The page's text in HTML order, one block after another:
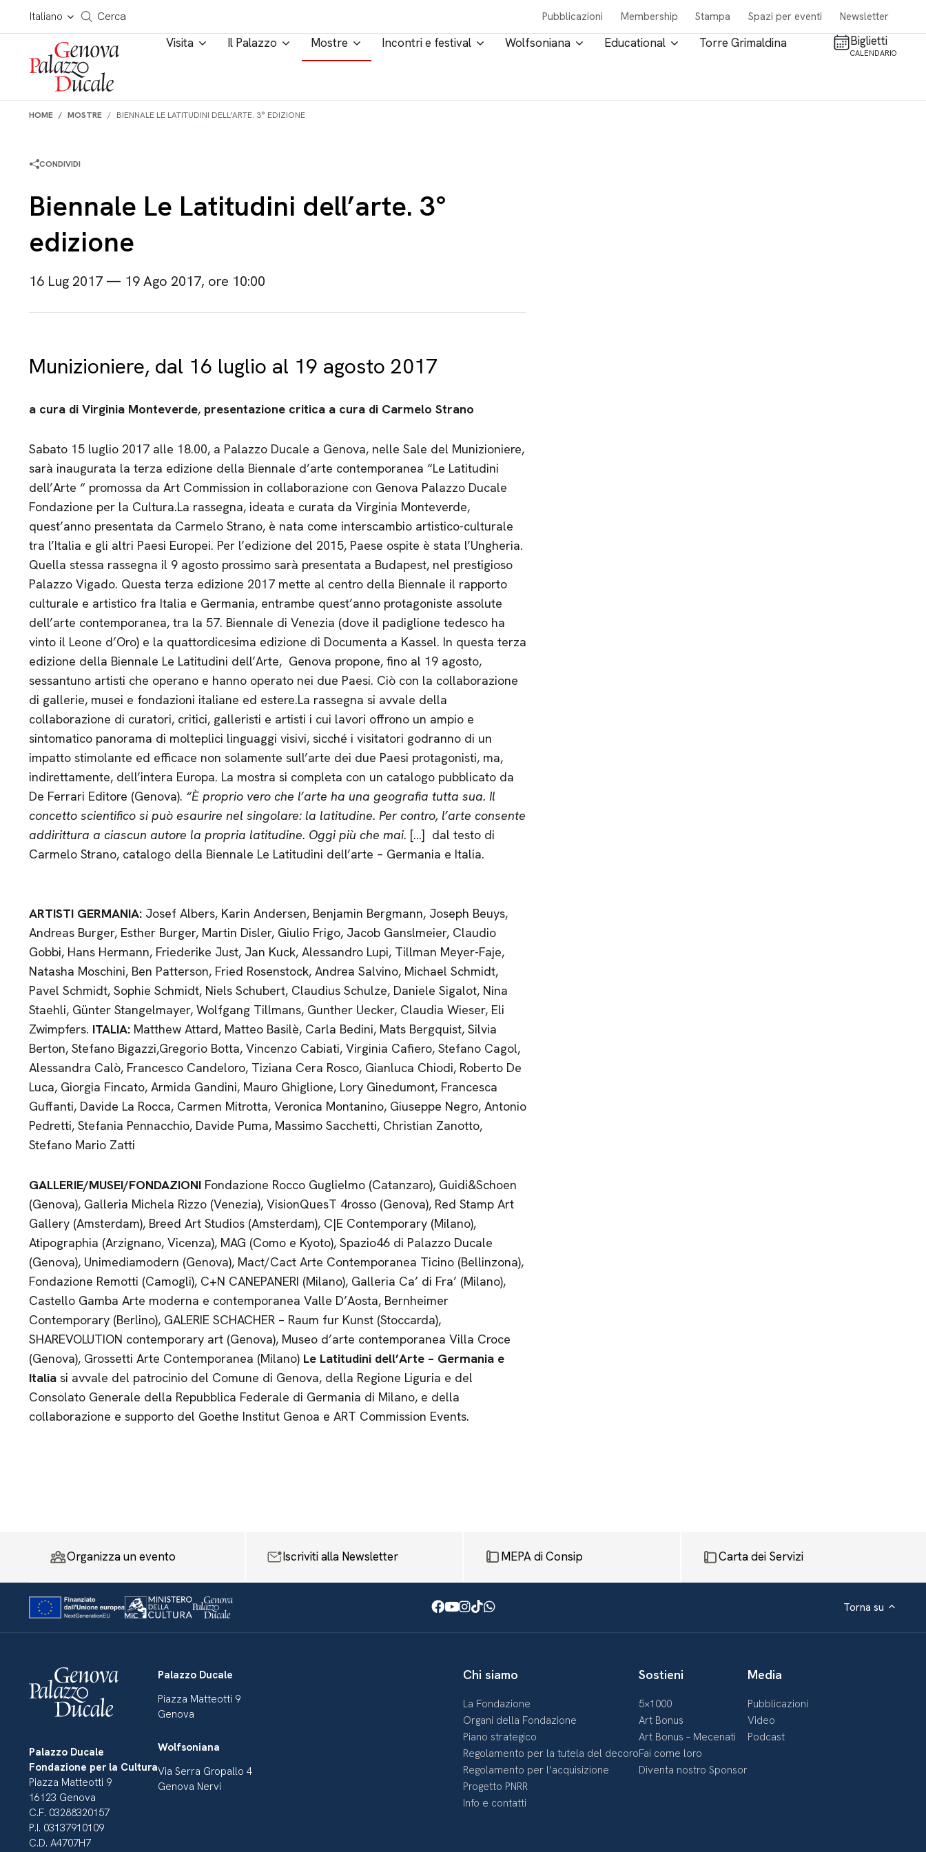
Salta al contenuto
Italiano
Cerca in tutto il sito
Cerca Pubblicazioni Membership Stampa Spazi per eventi Newsletter
Visita Il Palazzo Mostre Incontri e festival Wolfsoniana Educational Torre Grimaldina Biglietti
CALENDARIO
HOME MOSTRE BIENNALE LE LATITUDINI DELL’ARTE. 3° EDIZIONE
CONDIVIDI
Biennale Le Latitudini dell’arte. 3°
edizione
16 Lug 2017 — 19 Ago 2017, ore 10:00
Munizioniere, dal 16 luglio al 19 agosto 2017
a cura di Virginia Monteverde, presentazione critica a cura di Carmelo Strano
Sabato 15 luglio 2017 alle 18.00, a Palazzo Ducale a Genova, nelle Sale del Munizioniere,
sarà inaugurata la terza edizione della Biennale d’arte contemporanea “Le Latitudini
dell’Arte “ promossa da Art Commission in collaborazione con Genova Palazzo Ducale
Fondazione per la Cultura.La rassegna, ideata e curata da Virginia Monteverde,
quest’anno presentata da Carmelo Strano, è nata come interscambio artistico-culturale
tra l’Italia e gli altri Paesi Europei. Per l’edizione del 2015, Paese ospite è stata l’Ungheria.
Quella stessa rassegna il 9 agosto prossimo sarà presentata a Budapest, nel prestigioso
Palazzo Vigado. Questa terza edizione 2017 mette al centro della Biennale il rapporto
culturale e artistico fra Italia e Germania, entrambe quest’anno protagoniste assolute
dell’arte contemporanea, tra la 57. Biennale di Venezia (dove il padiglione tedesco ha
vinto il Leone d’Oro) e la quattordicesima edizione di Documenta a Kassel. In questa terza
edizione della Biennale Le Latitudini dell’Arte, Genova propone, fino al 19 agosto,
sessantuno artisti che operano e hanno operato nei due Paesi. Ciò con la collaborazione
di gallerie, musei e fondazioni italiane ed estere.La rassegna si avvale della
collaborazione di curatori, critici, galleristi e artisti i cui lavori offrono un ampio e
sintomatico panorama di molteplici linguaggi visivi, sicché i visitatori godranno di un
impatto stimolante ed efficace non solamente sull’arte dei due Paesi protagonisti, ma,
indirettamente, dell’intera Europa. La mostra si completa con un catalogo pubblicato da
De Ferrari Editore (Genova). “È proprio vero che l’arte ha una geografia tutta sua. Il
concetto scientifico si può esaurire nel singolare: la latitudine. Per contro, l’arte consente
addirittura a ciascun autore la propria latitudine. Oggi più che mai. […] dal testo di
Carmelo Strano, catalogo della Biennale Le Latitudini dell’arte – Germania e Italia.
ARTISTI GERMANIA:Josef Albers, Karin Andersen, Benjamin Bergmann, Joseph Beuys,
Andreas Burger, Esther Burger, Martin Disler, Giulio Frigo, Jacob Ganslmeier, Claudio
Gobbi, Hans Hermann, Friederike Just, Jan Kuck, Alessandro Lupi, Tillman Meyer-Faje,
Natasha Moschini, Ben Patterson, Fried Rosenstock, Andrea Salvino, Michael Schmidt,
Pavel Schmidt, Sophie Schmidt, Niels Schubert, Claudius Schulze, Daniele Sigalot, Nina
Staehli, Günter Stangelmayer, Wolfgang Tillmans, Gunther Uecker, Claudia Wieser, Eli
Zwimpfers. ITALIA:Matthew Attard, Matteo Basilè, Carla Bedini, Mats Bergquist, Silvia
Berton, Stefano Bigazzi,Gregorio Botta, Vincenzo Cabiati, Virginia Cafiero, Stefano Cagol,
Alessandra Calò, Francesco Candeloro, Tiziana Cera Rosco, Gianluca Chiodi, Roberto De
Luca, Giorgia Fincato, Armida Gandini, Mauro Ghiglione, Lory Ginedumont, Francesca
Guffanti, Davide La Rocca, Carmen Mitrotta, Veronica Montanino, Giuseppe Negro, Antonio
Pedretti, Stefania Pennacchio, Davide Puma, Massimo Sacchetti, Christian Zanotto,
Stefano Mario Zatti
GALLERIE/MUSEI/FONDAZIONIFondazione Rocco Guglielmo (Catanzaro), Guidi&Schoen
(Genova), Galleria Michela Rizzo (Venezia), VisionQuesT 4rosso (Genova), Red Stamp Art
Gallery (Amsterdam), Breed Art Studios (Amsterdam), C|E Contemporary (Milano),
Atipographia (Arzignano, Vicenza), MAG (Como e Kyoto), Spazio46 di Palazzo Ducale
(Genova), Unimediamodern (Genova), Mact/Cact Arte Contemporanea Ticino (Bellinzona),
Fondazione Remotti (Camogli), C+N CANEPANERI (Milano), Galleria Ca’ di Fra’ (Milano),
Castello Gamba Arte moderna e contemporanea Valle D’Aosta, Bernheimer
Contemporary (Berlino), GALERIE SCHACHER – Raum fur Kunst (Stoccarda),
SHAREVOLUTION contemporary art (Genova), Museo d’arte contemporanea Villa Croce
(Genova), Grossetti Arte Contemporanea (Milano) Le Latitudini dell’Arte – Germania e
Italiasi avvale del patrocinio del Comune di Genova, della Regione Liguria e del
Consolato Generale della Repubblica Federale di Germania di Milano, e della
collaborazione e supporto del Goethe Institut Genoa e ART Commission Events.
Organizza un evento Iscriviti alla Newsletter MEPA di Consip Carta dei Servizi
Facebook
Youtube
Instagram
TikTok
WhatsApp Torna su
Palazzo Ducale
Fondazione per la Cultura
Piazza Matteotti 9
16123 Genova
C.F. 03288320157
P.I. 03137910109
C.D. A4707H7
Palazzo Ducale
Piazza Matteotti 9
Genova
Wolfsoniana
Via Serra Gropallo 4
Genova Nervi
Chi siamo
La Fondazione
Organi della Fondazione
Piano strategico
Regolamento per la tutela del decoro
Regolamento per l’acquisizione
Progetto PNRR
Info e contatti
Sostieni
5×1000
Art Bonus
Art Bonus – Mecenati
Fai come loro
Diventa nostro Sponsor
Media
Pubblicazioni
Video
Podcast